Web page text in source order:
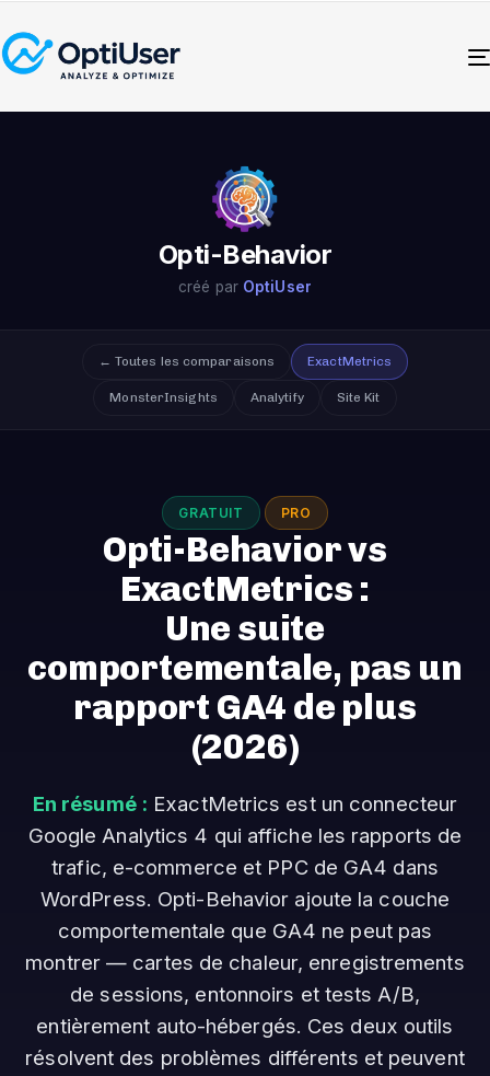
Opti-Behavior
créé par OptiUser
← Toutes les comparaisons ExactMetrics
MonsterInsights Analytify Site Kit
GRATUIT PRO
Opti-Behavior vs
ExactMetrics :
Une suite
comportementale, pas un
rapport GA4 de plus
(2026)
En résumé : ExactMetrics est un connecteur
Google Analytics 4 qui affiche les rapports de
trafic, e-commerce et PPC de GA4 dans
WordPress. Opti-Behavior ajoute la couche
comportementale que GA4 ne peut pas
montrer — cartes de chaleur, enregistrements
de sessions, entonnoirs et tests A/B,
entièrement auto-hébergés. Ces deux outils
résolvent des problèmes différents et peuvent